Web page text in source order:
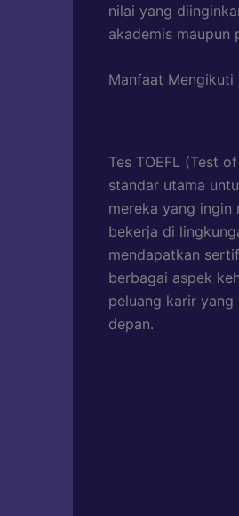
nilai yang
akademis maupun
Manfaat Mengikuti
Tes TOEFL (Test
standar utama
mereka yang ingin
bekerja di
mendapatkan
berbagai aspek
peluang karir
depan.